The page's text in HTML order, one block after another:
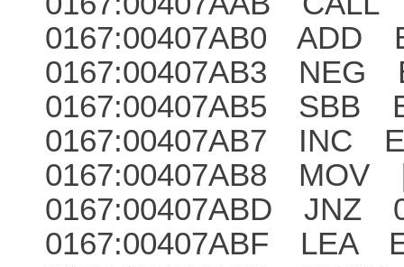
0167:00407AB0 ADD
0167:00407AB3 NEG
0167:00407AB5 SBB
0167:00407AB7 INC
0167:00407AB8 MOV
0167:00407ABD JNZ
0167:00407ABF LEA